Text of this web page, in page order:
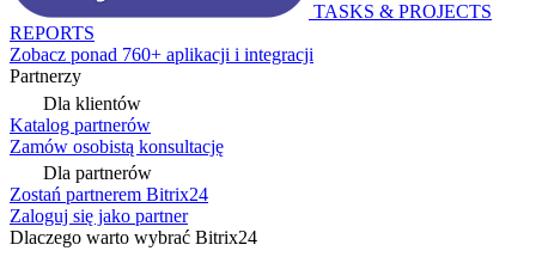
TASKS & PROJECTS
REPORTS
Zobacz ponad 760+ aplikacji i integracji
Partnerzy
Dla klientów
Katalog partnerów
Zamów osobistą konsultację
Dla partnerów
Zostań partnerem Bitrix24
Zaloguj się jako partner
Dlaczego warto wybrać Bitrix24